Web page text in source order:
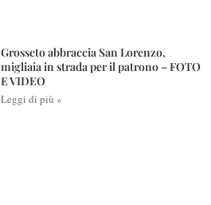
Grosseto abbraccia San Lorenzo,
migliaia in strada per il patrono – FOTO
E VIDEO
Leggi di più »